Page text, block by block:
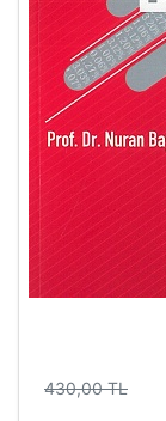
430,00 TL